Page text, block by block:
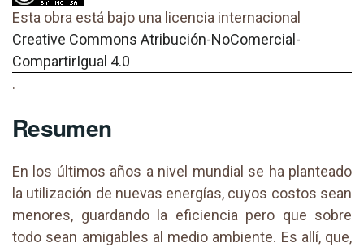
Esta obra está bajo una licencia internacional
Creative Commons Atribución-NoComercial-
CompartirIgual 4.0
.
Resumen
En los últimos años a nivel mundial se ha planteado
la utilización de nuevas energías, cuyos costos sean
menores, guardando la eficiencia pero que sobre
todo sean amigables al medio ambiente. Es allí, que,